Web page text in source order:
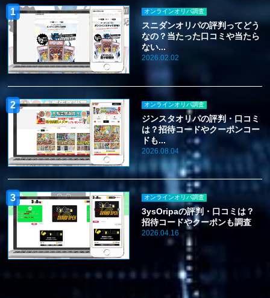
オンラインオリパ調査
スニダンオリパの評判ってどう
なの？当たった口コミや当たら
ない...
2026.02.02
オンラインオリパ調査
ジンスタオリパの評判・口コミ
は？招待コードやクーポンコー
ドも...
2026.08.04
オンラインオリパ調査
3ysOripaの評判・口コミは？
招待コードやクーポンも調査
2026.04.16